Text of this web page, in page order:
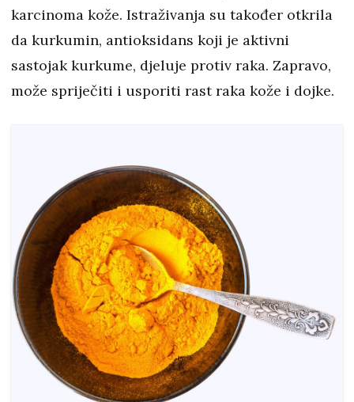
karcinoma kože. Istraživanja su također otkrila
da kurkumin, antioksidans koji je aktivni
sastojak kurkume, djeluje protiv raka. Zapravo,
može spriječiti i usporiti rast raka kože i dojke.